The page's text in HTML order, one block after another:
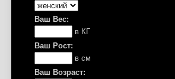
Ваш Вес:
в КГ
Ваш Рост:
в см
Ваш Возраст: